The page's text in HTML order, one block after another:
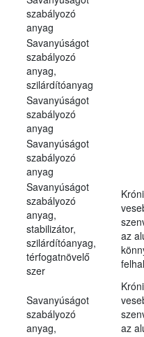
szabályozó
anyag
Savanyúságot
szabályozó
anyag,
szilárdítóanyag
Savanyúságot
szabályozó
anyag
Savanyúságot
szabályozó
anyag
Savanyúságot
szabályozó
anyag,
stabilizátor,
szilárdítóanyag,
térfogatnövelő
szer
az
Savanyúságot
szabályozó
anyag,
az